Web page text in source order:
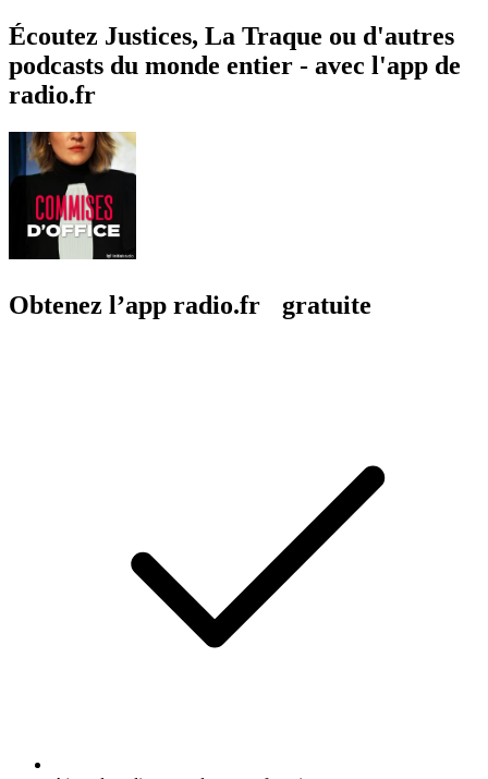
Écoutez Justices, La Traque ou d'autres
podcasts du monde entier - avec l'app de
radio.fr
Obtenez l’app radio.fr gratuite